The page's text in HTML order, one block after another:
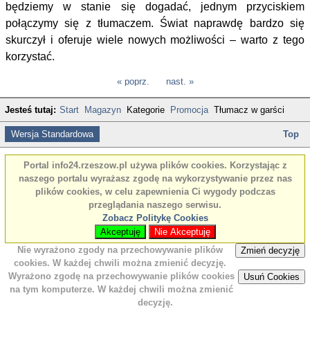
będziemy w stanie się dogadać, jednym przyciskiem
połączymy się z tłumaczem. Świat naprawdę bardzo się
skurczył i oferuje wiele nowych możliwości – warto z tego
korzystać.
« poprz. nast. »
Jesteś tutaj: Start Magazyn Kategorie Promocja Tłumacz w garści
Wersja Standardowa Top
Portal info24.rzeszow.pl używa plików cookies. Korzystając z
naszego portalu wyrażasz zgodę na wykorzystywanie przez nas
plików cookies, w celu zapewnienia Ci wygody podczas
przeglądania naszego serwisu.
Zobacz Politykę Cookies
Akceptuję
Nie Akceptuję
Zmień decyzję
Nie wyrażono zgody na przechowywanie plików
cookies. W każdej chwili można zmienić decyzję.
Usuń Cookies
Wyrażono zgodę na przechowywanie plików cookies
na tym komputerze. W każdej chwili można zmienić
decyzję.